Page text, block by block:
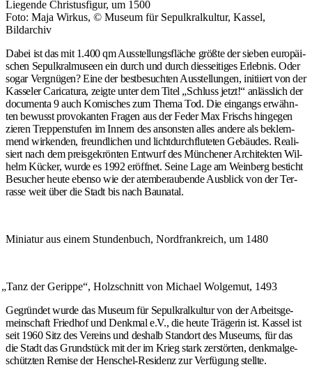
Lie­gen­de Chris­tus­fi­gur, um 1500
Foto: Maja Wir­kus, © Muse­um für Sepul­kral­kul­tur, Kas­sel,
Bildarchiv
Dabei ist das mit 1.400 qm Aus­stel­lungs­flä­che größ­te der sie­ben euro­päi­
schen Sepul­kral­mu­se­en ein durch und durch dies­sei­ti­ges Erleb­nis. Oder
sogar Ver­gnü­gen? Eine der best­be­such­ten Aus­stel­lun­gen, initi­iert von der
Kas­se­ler Cari­ca­tu­ra, zeig­te unter dem Titel „Schluss jetzt!“ anläss­lich der
docu­men­ta 9 auch Komi­sches zum The­ma Tod. Die ein­gangs erwähn­
ten bewusst pro­vo­kan­ten Fra­gen aus der Feder Max Frischs hin­ge­gen
zie­ren Trep­pen­stu­fen im Innern des ansons­ten alles ande­re als beklem­
mend wir­ken­den, freund­li­chen und licht­durch­flu­te­ten Gebäu­des. Rea­li­
siert nach dem preis­ge­krön­ten Ent­wurf des Mün­che­ner Archi­tek­ten Wil­
helm Kücker, wur­de es 1992 eröff­net. Sei­ne Lage am Wein­berg besticht
Besu­cher heu­te eben­so wie der atem­be­rau­ben­de Aus­blick von der Ter­
ras­se weit über die Stadt bis nach Baunatal.
Minia­tur aus einem Stun­den­buch, Nord­frank­reich, um 1480
„Tanz der Gerip­pe“, Holz­schnitt von Micha­el Wol­ge­mut, 1493
Gegrün­det wur­de das Muse­um für Sepul­kral­kul­tur von der Arbeits­ge­
mein­schaft Fried­hof und Denk­mal e.V., die heu­te Trä­ge­rin ist. Kas­sel ist
seit 1960 Sitz des Ver­eins und des­halb Stand­ort des Muse­ums, für das
die Stadt das Grund­stück mit der im Krieg stark zer­stör­ten, denk­mal­ge­
schütz­ten Remi­se der Hen­schel-Resi­denz zur Ver­fü­gung stellte.